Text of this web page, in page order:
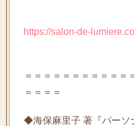
https://salon-de-
＝＝＝＝＝＝＝＝＝＝＝
＝＝＝＝
◆海保麻里子 著『パー